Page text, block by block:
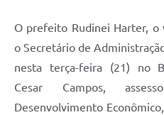
O prefeito Rudinei Harter, o
o Secretário de
nesta terça-feira (21) no
Cesar Campos,
Desenvolvimento